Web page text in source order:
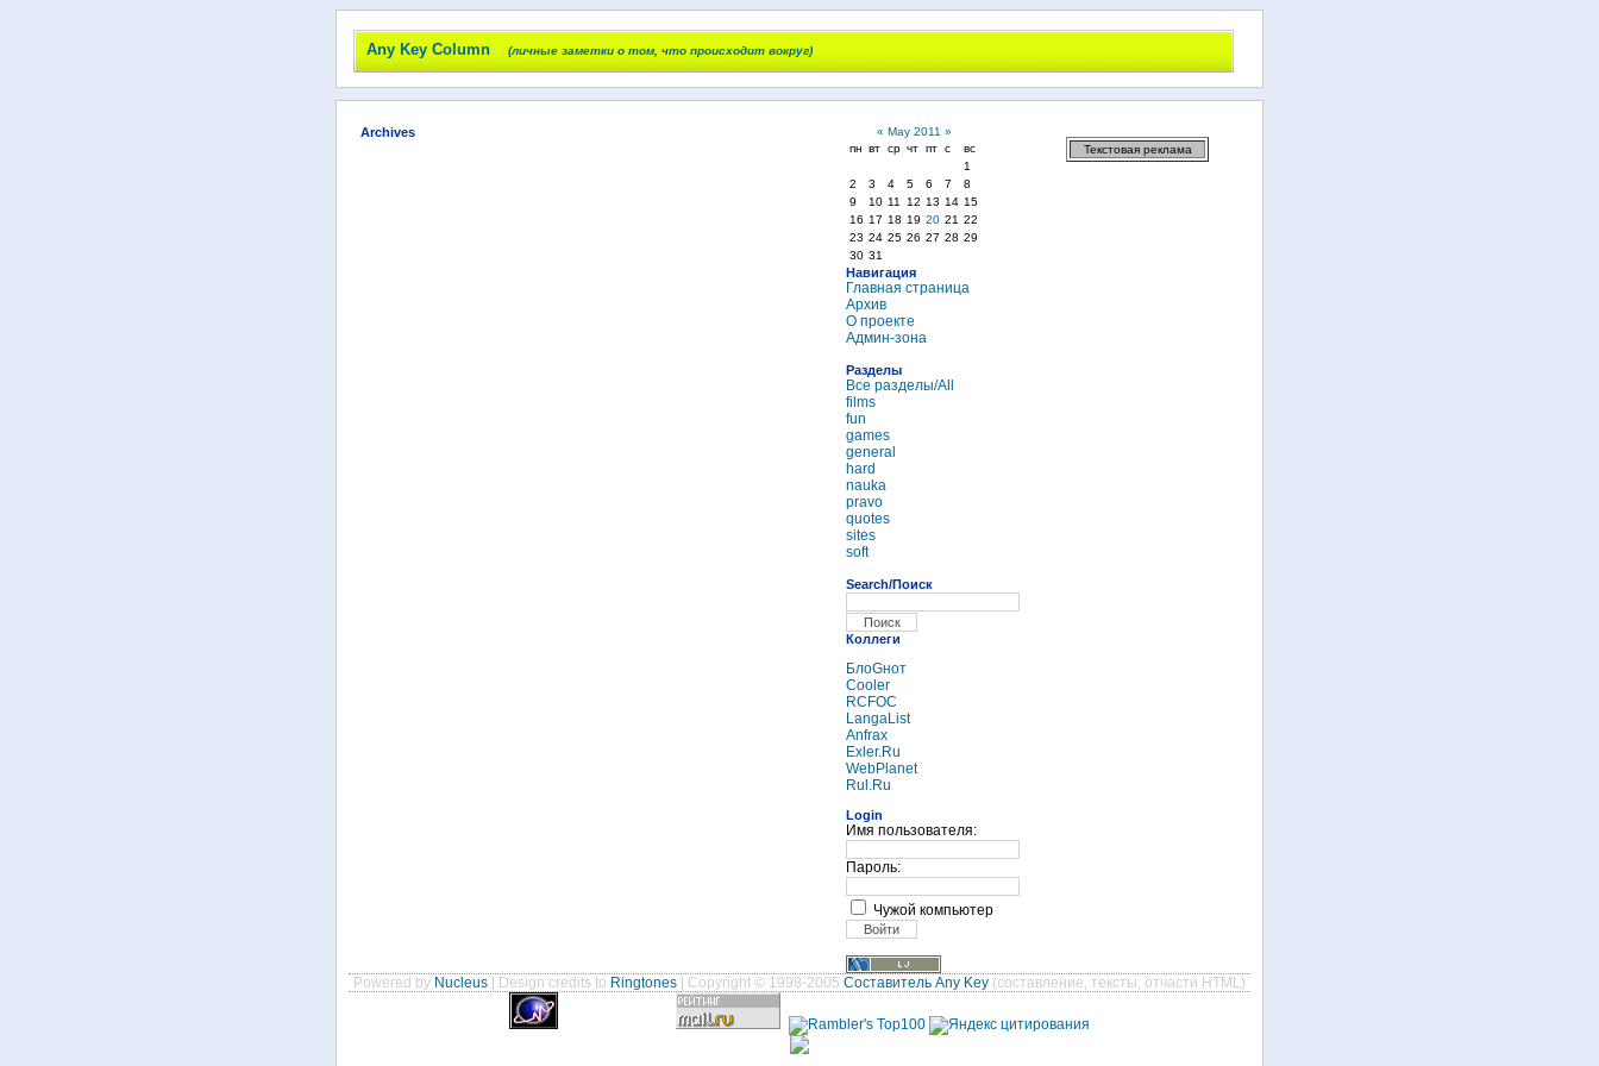
Any Key Column (личные заметки о том, что происходит вокруг)
Archives « May 2011 »
пн вт ср чт пт с
вс
1
2
3 4 5 6 7
8
9
10 11 12 13 14 15
16 17 18 19 20 21 22
23 24 25 26 27 28 29
30 31
Навигация
Главная страница
Архив
О проекте
Админ-зона
Разделы
Все разделы/All
films
fun
games
general
hard
nauka
pravo
quotes
sites
soft
Search/Поиск
Коллеги
БлоGнот
Cooler
RCFOC
LangaList
Anfrax
Exler.Ru
WebPlanet
Rul.Ru
Login
Имя пользователя:
Пароль:
Чужой компьютер
Текстовая реклама
Powered by Nucleus | Design credits to Ringtones | Copyright © 1998-2005 Составитель Any Key (составление, тексты, отчасти HTML)